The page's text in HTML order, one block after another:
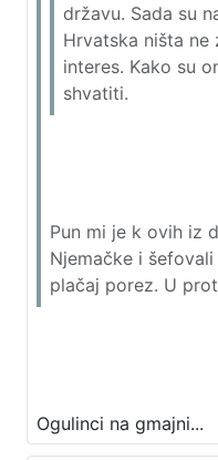
državu. Sada su
Hrvatska ništa ne
interes. Kako su
shvatiti.
Pun mi je k ovih iz
Njemačke i
plačaj porez. U
Ogulinci na gmajni...